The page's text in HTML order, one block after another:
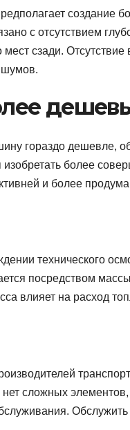
создание
с отсутствием
сзади.
шумов.
гораздо дешевле,
изобретать более
и более
технического
посредством
влияет на расход
сложных